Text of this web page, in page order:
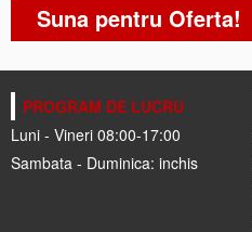
Suna pentru Oferta!
PROGRAM DE LUCRU
Luni - Vineri 08:00-17:00
Sambata - Duminica: inchis